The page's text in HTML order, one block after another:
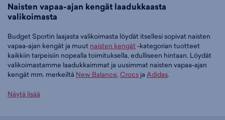
Naisten vapaa-ajan kengät laadukkaasta
valikoimasta
Budget Sportin laajasta valikoimasta löydät itsellesi sopivat naisten
vapaa-ajan kengät ja muut naisten kengät-kategorian tuotteet
kaikkiin tarpeisiin nopealla toimituksella, edulliseen hintaan. Löydät
valikoimastamme laadukkaimmat ja uusimmat naisten vapaa-ajan
kengät mm. merkeiltä New Balance, Crocs ja Adidas.
Tilaa naisten vapaa-ajan kengät edullisesti Budget Sportilta
Näytä lisää